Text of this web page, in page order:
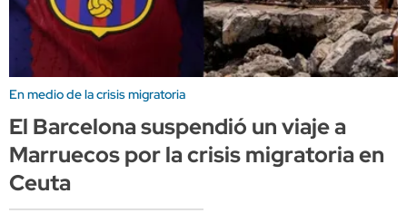
En medio de la crisis migratoria
El Barcelona suspendió un viaje a
Marruecos por la crisis migratoria en
Ceuta